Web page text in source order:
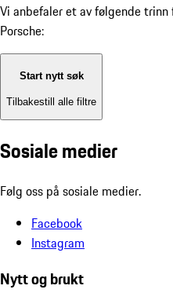
Vi anbefaler et av følgende
Porsche:
Start nytt søk
Tilbakestill alle filtre
Sosiale medier
Følg oss på sosiale medier.
Facebook
Instagram
Nytt og brukt